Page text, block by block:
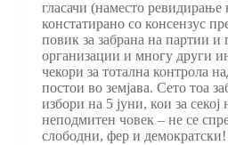
гласачи (наместо
констатирано со консензус
повик за забрана на партии и
организации и многу други
чекори за тотална контрола
постои во земјава. Сето тоа
избори на 5 јуни, кои за
неподмитен човек – не се
слободни, фер и демократски!